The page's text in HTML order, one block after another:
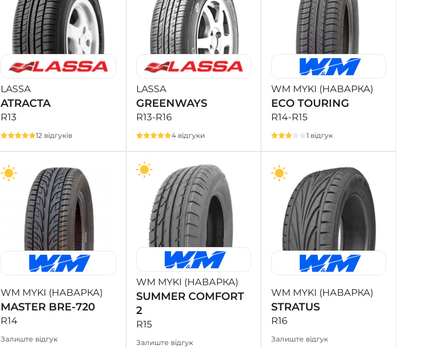
+38 (098) 911-911-0
- на Тополі
+38 (098) 911-911-4
- на Калиновій
+38 (077) 7-184-184
- Донецьке шосе
+38 (050)-911-911-2
+38 (099)-643-33-77
+38 (068)-923-74-19
- Калинова
LASSA
ATRACTA
R13
12 відгуків
LASSA
GREENWAYS
R13-R16
4 відгуки
WM MYKI (НАВАРКА)
ECO TOURING
R14-R15
1 відгук
WM MYKI (НАВАРКА)
MASTER BRE-720
R14
Залиште відгук
WM MYKI (НАВАРКА)
SUMMER COMFORT
2
R15
Залиште відгук
WM MYKI (НАВАРКА)
STRATUS
R16
Залиште відгук